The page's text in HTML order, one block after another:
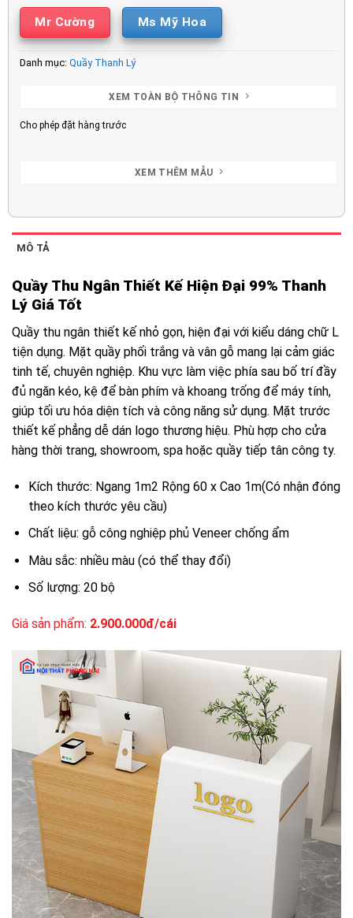
Mr Cường Ms Mỹ Hoa
Danh mục: Quầy Thanh Lý
XEM TOÀN BỘ THÔNG TIN
Cho phép đặt hàng trước
XEM THÊM MẪU
MÔ TẢ
Quầy Thu Ngân Thiết Kế Hiện Đại 99% Thanh
Lý Giá Tốt
Quầy thu ngân thiết kế nhỏ gọn, hiện đại với kiểu dáng chữ L
tiện dụng. Mặt quầy phối trắng và vân gỗ mang lại cảm giác
tinh tế, chuyên nghiệp. Khu vực làm việc phía sau bố trí đầy
đủ ngăn kéo, kệ để bàn phím và khoang trống để máy tính,
giúp tối ưu hóa diện tích và công năng sử dụng. Mặt trước
thiết kế phẳng dễ dán logo thương hiệu. Phù hợp cho cửa
hàng thời trang, showroom, spa hoặc quầy tiếp tân công ty.
Kích thước: Ngang 1m2 Rộng 60 x Cao 1m(Có nhận đóng
theo kích thước yêu cầu)
Chất liệu: gỗ công nghiệp phủ Veneer chống ẩm
Màu sắc: nhiều màu (có thể thay đổi)
Số lượng: 20 bộ
Giá sản phẩm: 2.900.000đ/cái